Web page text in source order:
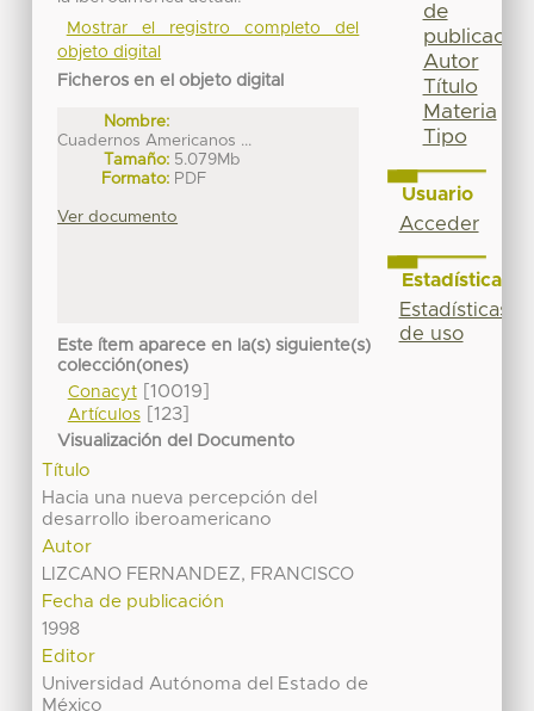
Mostrar el registro completo del
objeto digital
Ficheros en el objeto digital
Nombre:
Cuadernos Americanos ...
Tamaño: 5.079Mb
Formato: PDF
Ver documento
Este ítem aparece en la(s) siguiente(s)
colección(ones)
Conacyt[10019]
Artículos[123]
Visualización del Documento
Título
Hacia una nueva percepción del
desarrollo iberoamericano
Autor
LIZCANO FERNANDEZ, FRANCISCO
Fecha de publicación
1998
Editor
Universidad Autónoma del Estado de
México
de
publicación
Autor
Título
Materia
Tipo
Usuario
Acceder
Estadísticas
Estadísticas
de uso